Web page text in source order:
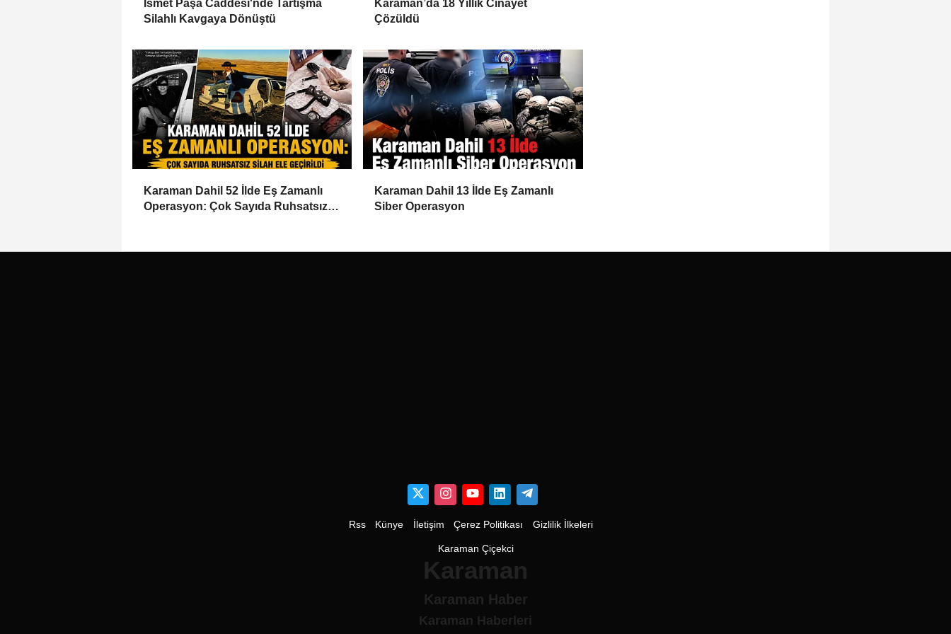
İsmet Paşa Caddesi'nde Tartışma
Silahlı Kavgaya Dönüştü
Karaman’da 18 Yıllık Cinayet
Çözüldü
Karaman Dahil 52 İlde Eş Zamanlı
Operasyon: Çok Sayıda Ruhsatsız
Karaman Dahil 13 İlde Eş Zamanlı
Siber Operasyon
Rss Künye İletişim Çerez Politikası Gizlilik İlkeleri
Karaman Çiçekci
Karaman
Karaman Haber
Karaman Haberleri